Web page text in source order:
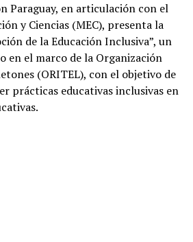
Paraguay, en articulación con el
y Ciencias (MEC), presenta la
de la Educación Inclusiva”, un
en el marco de la Organización
(ORITEL), con el objetivo de
prácticas educativas inclusivas en